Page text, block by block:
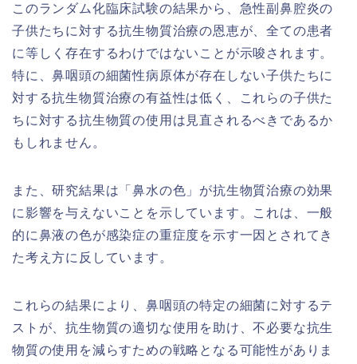
このランダム化臨床試験の結果から、急性副鼻腔炎の
子供たちに対する抗生物質治療の恩恵が、全ての患者
に等しく存在するわけではないことが示唆されます。
特に、鼻咽頭の細菌性病原体が存在しない子供たちに
対する抗生物質治療の有益性は低く、これらの子供た
ちに対する抗生物質の使用は見直されるべきであるか
もしれません。
また、研究結果は「鼻水の色」が抗生物質治療の効果
に影響を与えないことを示しています。これは、一般
的に鼻液の色が感染症の重症度を示す一因とされてき
た考え方に反しています。
これらの結果により、鼻咽頭の特定の細菌に対するテ
ストが、抗生物質の適切な使用を助け、不必要な抗生
物質の使用を減らすための戦略となる可能性がありま